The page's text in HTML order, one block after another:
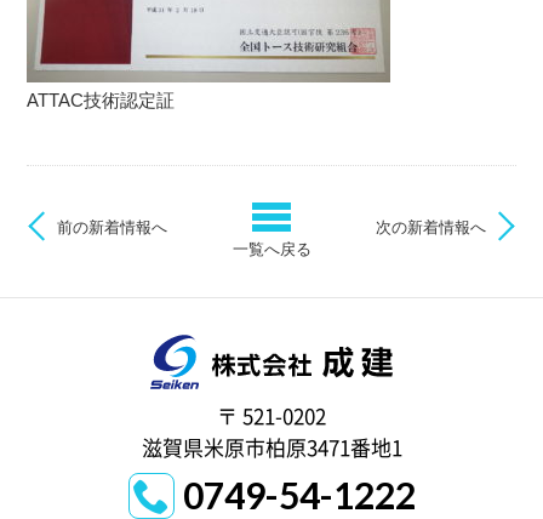
ATTAC技術認定証
前の新着情報へ
次の新着情報へ
一覧へ戻る
〒 521-0202
滋賀県米原市柏原3471番地1
0749-54-1222